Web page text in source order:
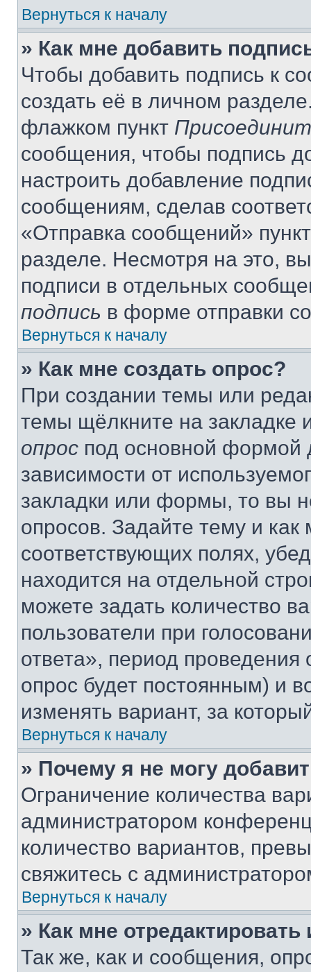
Вернуться к началу
» Как мне добавить
Чтобы добавить подпись к
создать её в личном
флажком пункт
сообщения, чтобы подпись
настроить добавление
сообщениям, сделав
«Отправка сообщений»
разделе. Несмотря на это,
подписи в отдельных
подпись в форме отправки
Вернуться к началу
» Как мне создать опрос?
При создании темы или
темы щёлкните на
опрос под основной формой
зависимости от
закладки или формы, то вы
опросов. Задайте тему и
соответствующих полях,
находится на отдельной
можете задать количество
пользователи при
ответа», период проведения
опрос будет постоянным) и
изменять вариант, за
Вернуться к началу
» Почему я не могу
Ограничение количества
администратором
количество вариантов,
свяжитесь с
Вернуться к началу
» Как мне
Так же, как и сообщения,